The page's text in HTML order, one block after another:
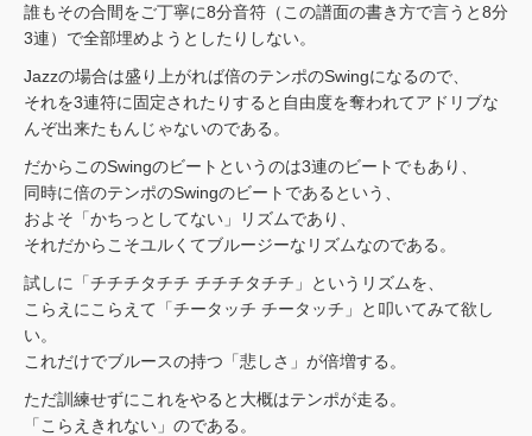
誰もその合間をご丁寧に8分音符（この譜面の書き方で言うと8分
3連）で全部埋めようとしたりしない。
Jazzの場合は盛り上がれば倍のテンポのSwingになるので、
それを3連符に固定されたりすると自由度を奪われてアドリブな
んぞ出来たもんじゃないのである。
だからこのSwingのビートというのは3連のビートでもあり、
同時に倍のテンポのSwingのビートであるという、
およそ「かちっとしてない」リズムであり、
それだからこそユルくてブルージーなリズムなのである。
試しに「チチチタチチ チチチタチチ」というリズムを、
こらえにこらえて「チータッチ チータッチ」と叩いてみて欲し
い。
これだけでブルースの持つ「悲しさ」が倍増する。
ただ訓練せずにこれをやると大概はテンポが走る。
「こらえきれない」のである。